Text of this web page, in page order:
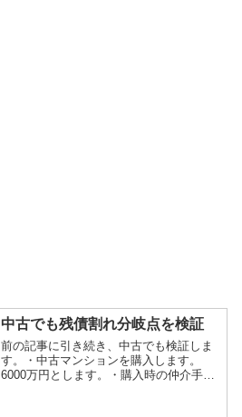
中古でも残債割れ分岐点を検証
前の記事に引き続き、中古でも検証しま
す。・中古マンションを購入します。
6000万円とします。・購入時の仲介手数